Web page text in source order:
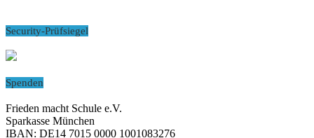
Security-Prüfsiegel
Spenden
Frieden macht Schule e.V.
Sparkasse München
IBAN: DE14 7015 0000 1001083276